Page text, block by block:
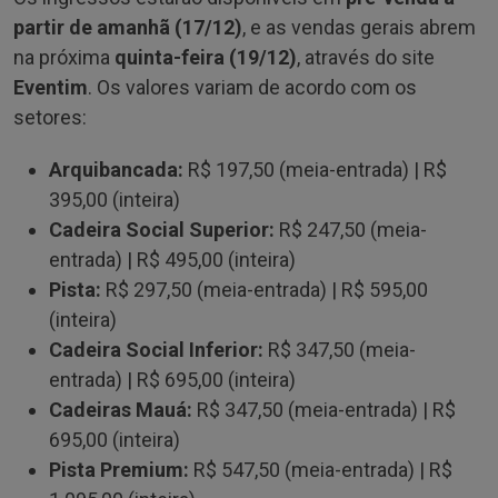
partir de amanhã (17/12), e as vendas gerais abrem
na próxima quinta-feira (19/12), através do site
Eventim. Os valores variam de acordo com os
setores:
Arquibancada: R$ 197,50 (meia-entrada) | R$
395,00 (inteira)
Cadeira Social Superior: R$ 247,50 (meia-
entrada) | R$ 495,00 (inteira)
Pista: R$ 297,50 (meia-entrada) | R$ 595,00
(inteira)
Cadeira Social Inferior: R$ 347,50 (meia-
entrada) | R$ 695,00 (inteira)
Cadeiras Mauá: R$ 347,50 (meia-entrada) | R$
695,00 (inteira)
Pista Premium: R$ 547,50 (meia-entrada) | R$